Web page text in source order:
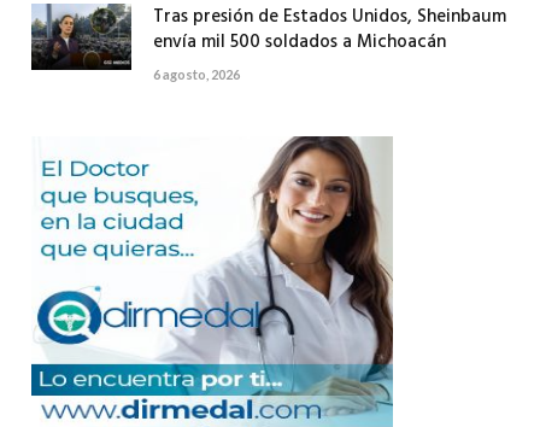
Tras presión de Estados Unidos, Sheinbaum
envía mil 500 soldados a Michoacán
6 agosto, 2026